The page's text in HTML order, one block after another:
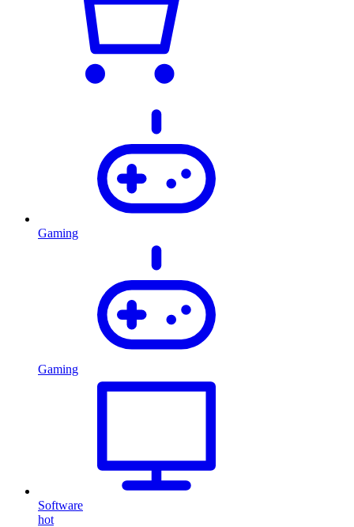
Gaming
Gaming
Software
hot